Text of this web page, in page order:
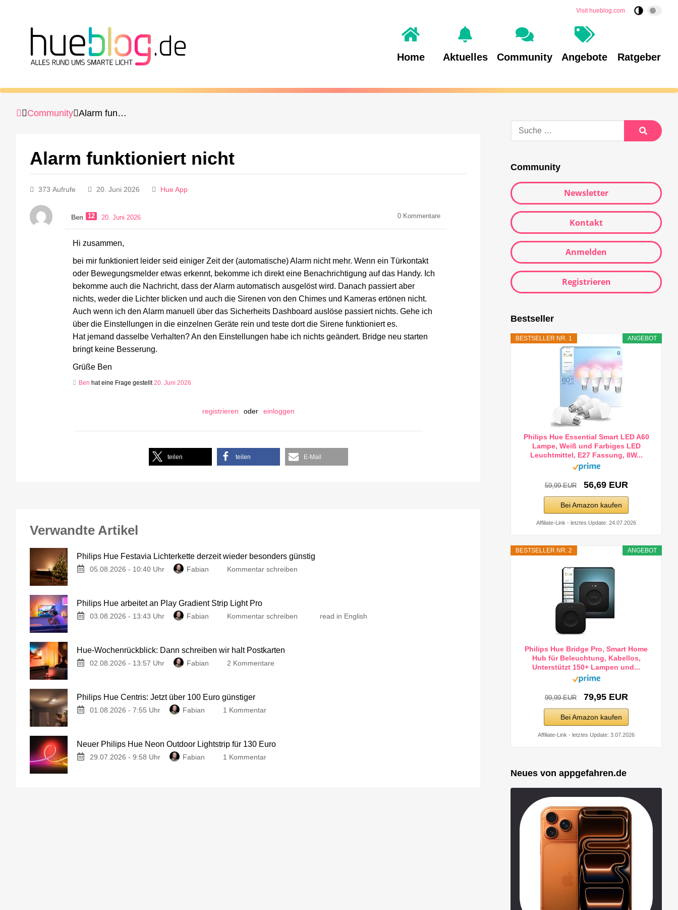
Visit hueblog.com
Home Aktuelles Community Angebote Ratgeber
Community Alarm funktioniert nicht
Alarm funktioniert nicht
373 Aufrufe 20. Juni 2026 Hue App
Ben 12 20. Juni 2026 0 Kommentare
Hi zusammen,
bei mir funktioniert leider seid einiger Zeit der (automatische) Alarm nicht mehr. Wenn ein Türkontakt
oder Bewegungsmelder etwas erkennt, bekomme ich direkt eine Benachrichtigung auf das Handy. Ich
bekomme auch die Nachricht, dass der Alarm automatisch ausgelöst wird. Danach passiert aber
nichts, weder die Lichter blicken und auch die Sirenen von den Chimes und Kameras ertönen nicht.
Auch wenn ich den Alarm manuell über das Sicherheits Dashboard auslöse passiert nichts. Gehe ich
über die Einstellungen in die einzelnen Geräte rein und teste dort die Sirene funktioniert es.
Hat jemand dasselbe Verhalten? An den Einstellungen habe ich nichts geändert. Bridge neu starten
bringt keine Besserung.
Grüße Ben
Ben hat eine Frage gestellt20. Juni 2026
registrieren oder einloggen
teilen teilen E-Mail
Verwandte Artikel
Philips Hue Festavia Lichterkette derzeit wieder besonders günstig
05.08.2026 - 10:40 Uhr Fabian Kommentar schreiben
Philips Hue arbeitet an Play Gradient Strip Light Pro
03.08.2026 - 13:43 Uhr Fabian Kommentar schreiben read in English
Hue-Wochenrückblick: Dann schreiben wir halt Postkarten
02.08.2026 - 13:57 Uhr Fabian 2 Kommentare
Philips Hue Centris: Jetzt über 100 Euro günstiger
01.08.2026 - 7:55 Uhr Fabian 1 Kommentar
Neuer Philips Hue Neon Outdoor Lightstrip für 130 Euro
29.07.2026 - 9:58 Uhr Fabian 1 Kommentar
Community
Newsletter
Kontakt
Anmelden
Registrieren
Bestseller
ANGEBOT
BESTSELLER NR. 1
Philips Hue Essential Smart LED A60
Lampe, Weiß und Farbiges LED
Leuchtmittel, E27 Fassung, 8W...
59,99 EUR 56,69 EUR
Bei Amazon kaufen
Affiliate-Link - letztes Update: 24.07.2026
ANGEBOT
BESTSELLER NR. 2
Philips Hue Bridge Pro, Smart Home
Hub für Beleuchtung, Kabellos,
Unterstützt 150+ Lampen und...
99,99 EUR 79,95 EUR
Bei Amazon kaufen
Affiliate-Link - letztes Update: 3.07.2026
Neues von appgefahren.de